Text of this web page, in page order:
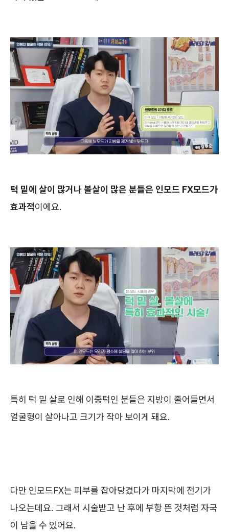
턱 밑에 살이 많거나 볼살이 많은 분들은 인모드 FX모드가
효과적이에요.
특히 턱 밑 살로 인해 이중턱인 분들은 지방이 줄어들면서
얼굴형이 살아나고 크기가 작아 보이게 돼요.
다만 인모드FX는 피부를 잡아당겼다가 마지막에 전기가
나오는데요. 그래서 시술받고 난 후에 부항 뜬 것처럼 자국
이 남을 수 있어요.